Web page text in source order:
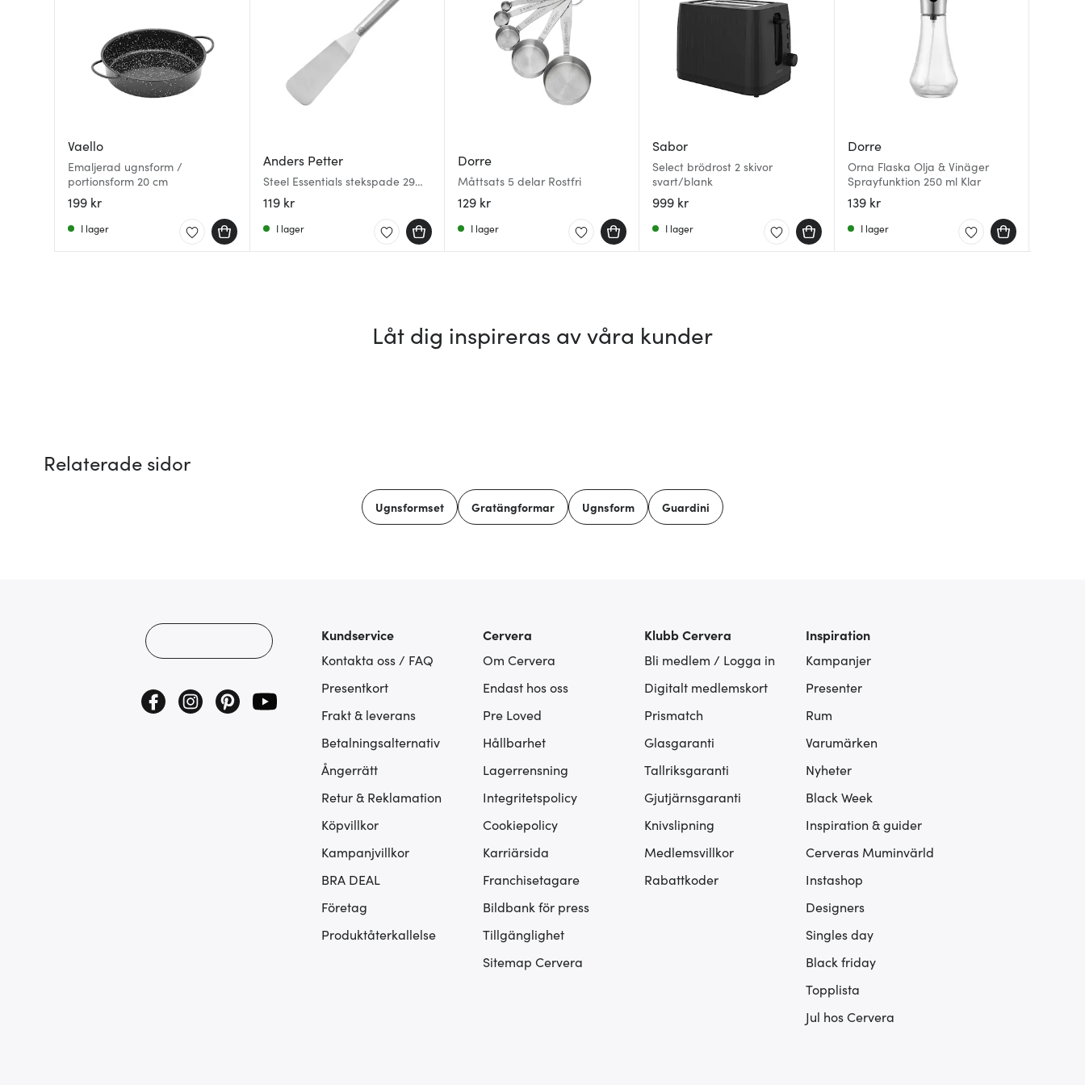
Vaello
Emaljerad ugnsform /
portionsform 20 cm
199 kr
I lager
Anders Petter
Steel Essentials stekspade 29
cm stål
119 kr
I lager
Dorre
Måttsats 5 delar Rostfri
129 kr
I lager
Sabor
Select brödrost 2 skivor
svart/blank
999 kr
I lager
Dorre
Orna Flaska Olja & Vinäger
Sprayfunktion 250 ml Klar
139 kr
I lager
Låt dig inspireras av våra kunder
Relaterade sidor
Ugnsformset Gratängformar Ugnsform Guardini
Kundservice
Kontakta oss / FAQ
Presentkort
Frakt & leverans
Betalningsalternativ
Ångerrätt
Retur & Reklamation
Köpvillkor
Kampanjvillkor
BRA DEAL
Företag
Produktåterkallelse
Cervera
Om Cervera
Endast hos oss
Pre Loved
Hållbarhet
Lagerrensning
Integritetspolicy
Cookiepolicy
Karriärsida
Franchisetagare
Bildbank för press
Tillgänglighet
Sitemap Cervera
Klubb Cervera
Bli medlem / Logga in
Digitalt medlemskort
Prismatch
Glasgaranti
Tallriksgaranti
Gjutjärnsgaranti
Knivslipning
Medlemsvillkor
Rabattkoder
Inspiration
Kampanjer
Presenter
Rum
Varumärken
Nyheter
Black Week
Inspiration & guider
Cerveras Muminvärld
Instashop
Designers
Singles day
Black friday
Topplista
Jul hos Cervera